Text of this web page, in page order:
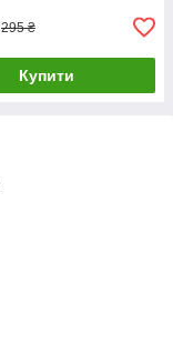
295 ₴
Купити